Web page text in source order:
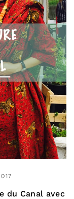
du Canal avec